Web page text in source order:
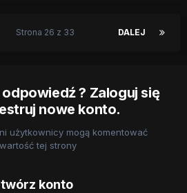
DALEJ
Strona 26 z 33
? Zaloguj się
nowe konto.
użytkownicy mogą komentować
tej strony
konto